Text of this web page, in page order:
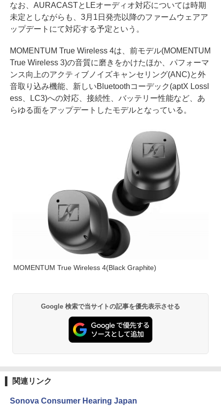
なお、AURACASTとLEオーディオ対応については時期
未定としながらも、3月1日発売以降のファームウェアア
ップデートにて対応する予定という。
MOMENTUM True Wireless 4は、前モデル(MOMENTUM
True Wireless 3)の音質に磨きをかけたほか、パフォーマ
ンス向上のアクティブノイズキャンセリング(ANC)と外
音取り込み機能、新しいBluetoothコーデック(aptX Lossl
ess、LC3)への対応、接続性、バッテリー性能など、あ
らゆる面をアップデートしたモデルとなっている。
MOMENTUM True Wireless 4(Black Graphite)
Google 検索で当サイトの記事を優先表示させる
関連リンク
Sonova Consumer Hearing Japan